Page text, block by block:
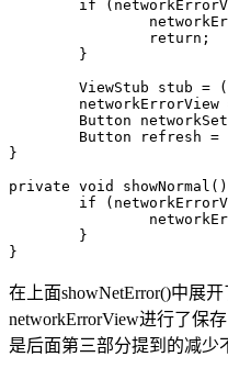
}
private void
}
在上面showNetError()中展
networkErrorView进行了保
是后面第三部分提到的减少